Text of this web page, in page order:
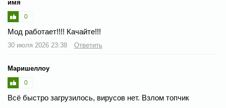
имя
0
Мод работает!!!! Качайте!!!
30 июля 2026 23:38 Ответить
Маришеллоу
0
Всё быстро загрузилось, вирусов нет. Взлом топчик